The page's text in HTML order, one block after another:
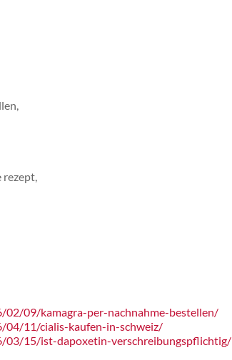
rezept,
09/kamagra-per-nachnahme-bestellen/
04/11/cialis-kaufen-in-schweiz/
03/15/ist-dapoxetin-verschreibungspflichtig/